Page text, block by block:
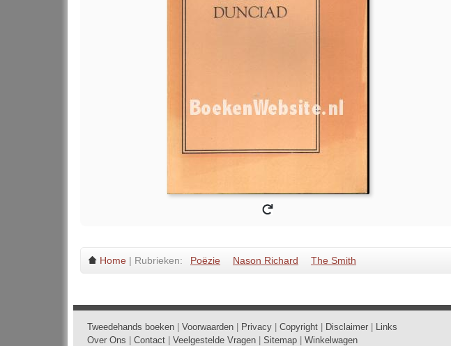
Home | Rubrieken: Poëzie Nason Richard The Smith
Tweedehands boeken Voorwaarden Privacy Copyright Disclaimer
Links
Over Ons
Contact Veelgestelde Vragen Sitemap Winkelwagen